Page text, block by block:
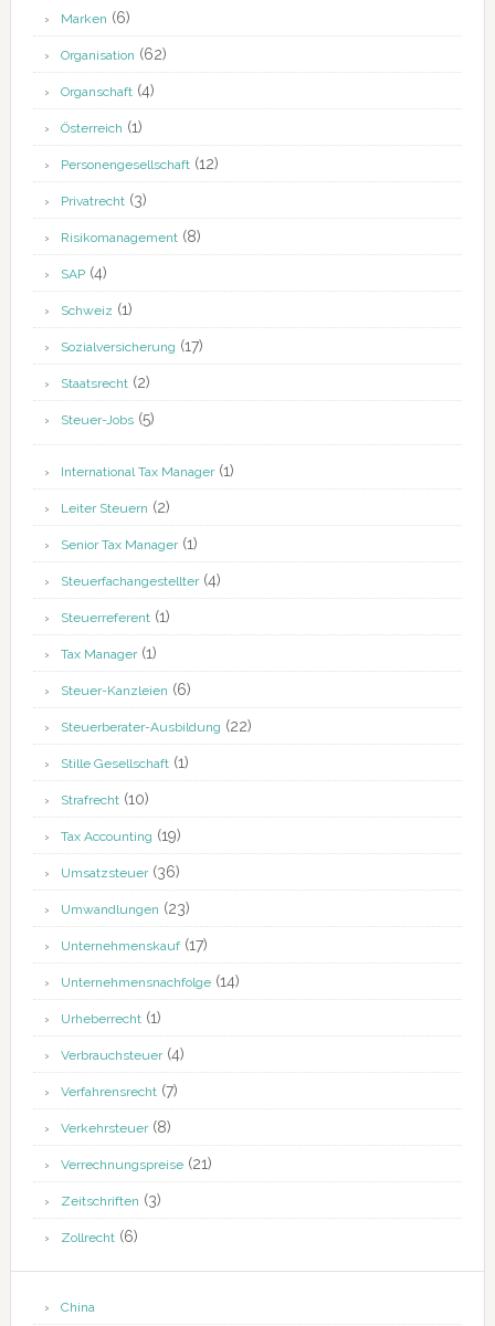
Marken (6)
Organisation (62)
Organschaft(4)
Österreich (1)
Personengesellschaft(12)
Privatrecht(3)
Risikomanagement(8)
SAP(4)
Schweiz (1)
Sozialversicherung (17)
Staatsrecht(2)
Steuer-Jobs(5)
International Tax Manager(1)
Leiter Steuern (2)
Senior Tax Manager(1)
Steuerfachangestellter(4)
Steuerreferent(1)
Tax Manager(1)
Steuer-Kanzleien (6)
Steuerberater-Ausbildung (22)
Stille Gesellschaft(1)
Strafrecht(10)
Tax Accounting (19)
Umsatzsteuer(36)
Umwandlungen (23)
Unternehmenskauf(17)
Unternehmensnachfolge(14)
Urheberrecht(1)
Verbrauchsteuer(4)
Verfahrensrecht(7)
Verkehrsteuer(8)
Verrechnungspreise(21)
Zeitschriften (3)
Zollrecht(6)
China